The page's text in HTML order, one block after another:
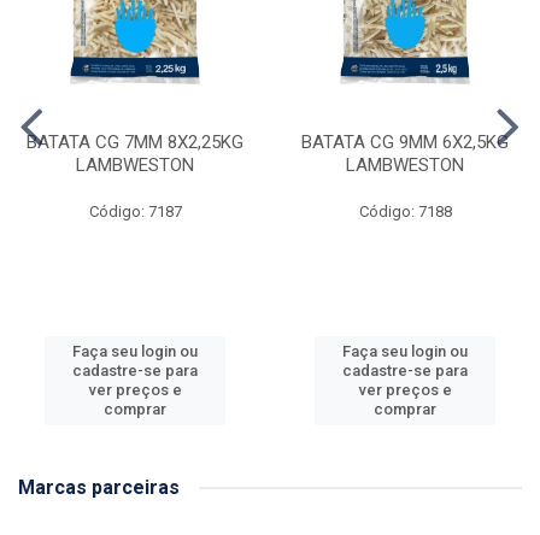
BATATA CG 7MM 8X2,25KG
LAMBWESTON
Código: 7187
Faça seu login ou
cadastre-se para
ver preços e
comprar
BATATA CG 9MM 6X2,5KG
LAMBWESTON
Código: 7188
Faça seu login ou
cadastre-se para
ver preços e
comprar
Marcas parceiras